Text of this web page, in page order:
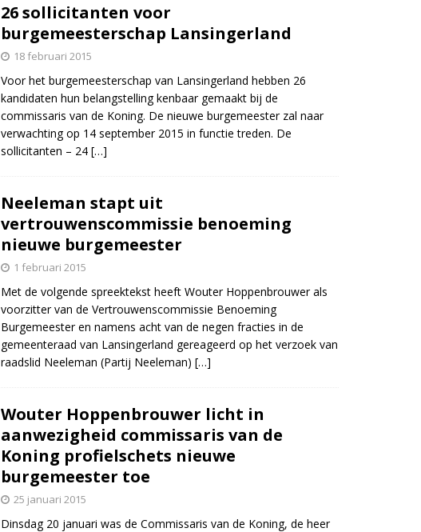
26 sollicitanten voor
burgemeesterschap Lansingerland
18 februari 2015
Voor het burgemeesterschap van Lansingerland hebben 26
kandidaten hun belangstelling kenbaar gemaakt bij de
commissaris van de Koning. De nieuwe burgemeester zal naar
verwachting op 14 september 2015 in functie treden. De
sollicitanten – 24 […]
Neeleman stapt uit
vertrouwenscommissie benoeming
nieuwe burgemeester
1 februari 2015
Met de volgende spreektekst heeft Wouter Hoppenbrouwer als
voorzitter van de Vertrouwenscommissie Benoeming
Burgemeester en namens acht van de negen fracties in de
gemeenteraad van Lansingerland gereageerd op het verzoek van
raadslid Neeleman (Partij Neeleman) […]
Wouter Hoppenbrouwer licht in
aanwezigheid commissaris van de
Koning profielschets nieuwe
burgemeester toe
25 januari 2015
Dinsdag 20 januari was de Commissaris van de Koning, de heer